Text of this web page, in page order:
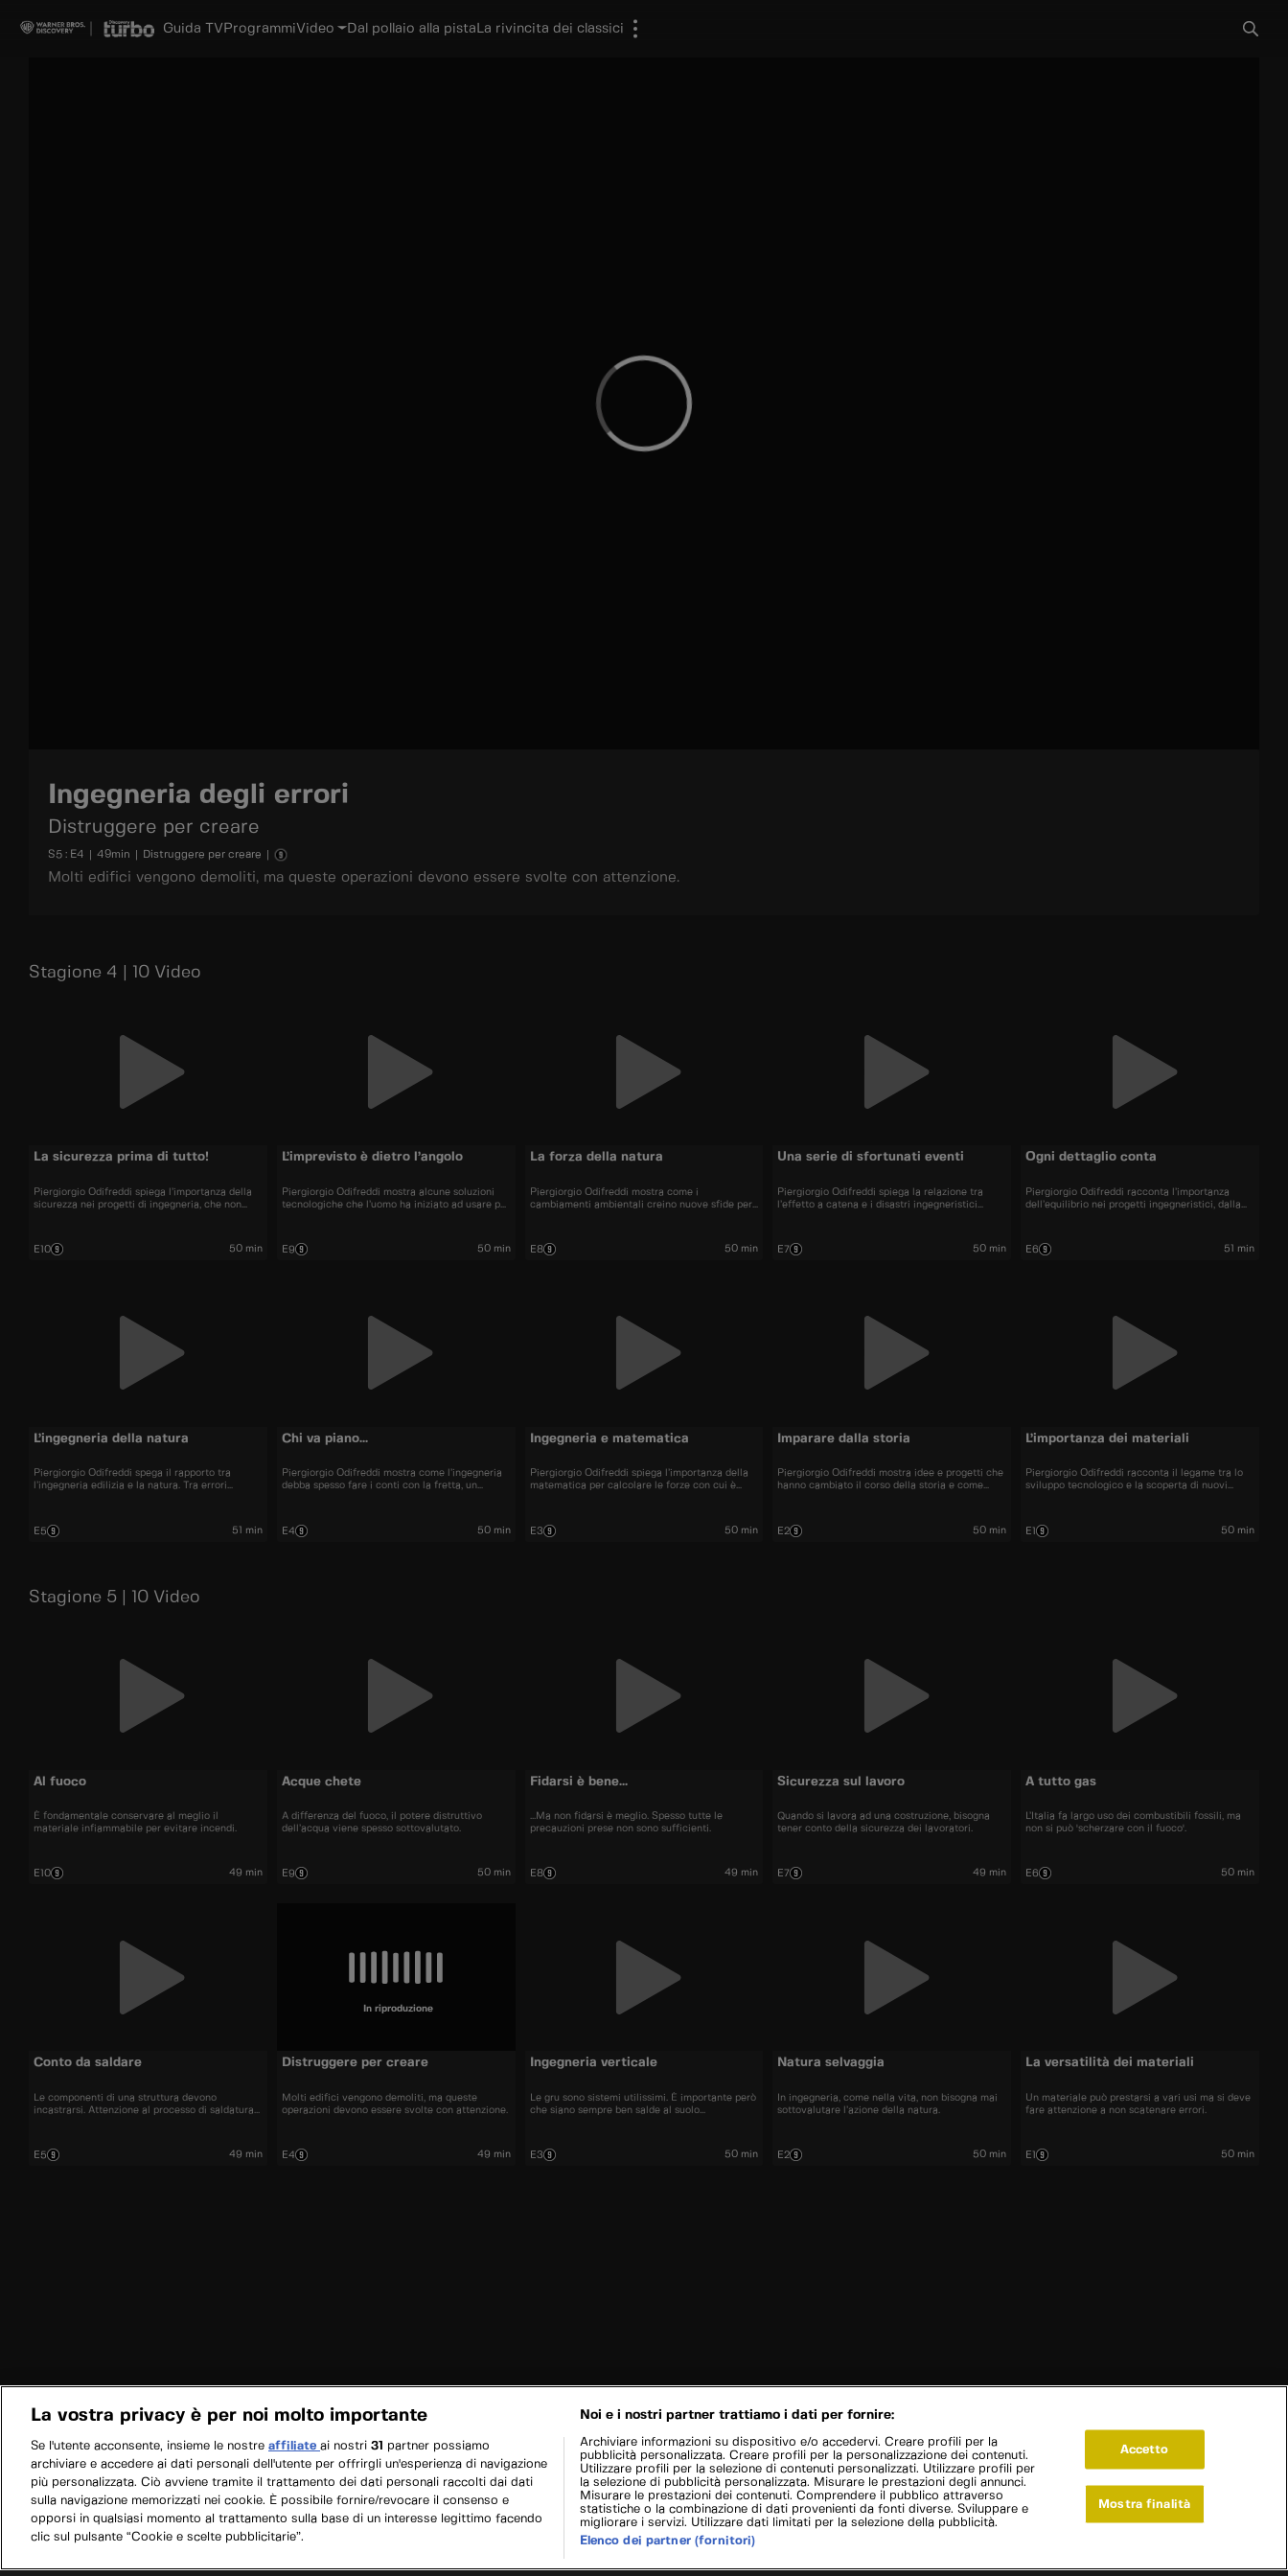
Guida TV ProgrammiVideo Dal pollaio alla pista La rivincita dei classici
Ingegneria degli errori
Distruggere per creare
S5 : E4 49min Distruggere per creare
Molti edifici vengono demoliti, ma queste operazioni devono essere svolte con attenzione.
Stagione 4 | 10 Video
La sicurezza prima di tutto!
Piergiorgio Odifreddi spiega l’importanza della
sicurezza nei progetti di ingegneria, che non
E10 50 min
L’imprevisto è dietro l’angolo
Piergiorgio Odifreddi mostra alcune soluzioni
tecnologiche che l’uomo ha iniziato ad usare per
E9 50 min
La forza della natura
Piergiorgio Odifreddi mostra come i
cambiamenti ambientali creino nuove sfide per
E8 50 min
Una serie di sfortunati eventi
Piergiorgio Odifreddi spiega la relazione tra
l’effetto a catena e i disastri ingegneristici
E7 50 min
Ogni dettaglio conta
Piergiorgio Odifreddi racconta l’importanza
dell’equilibrio nei progetti ingegneristici, dalla
E6 51 min
L’ingegneria della natura
Piergiorgio Odifreddi spega il rapporto tra
l’ingegneria edilizia e la natura. Tra errori
E5 51 min
Chi va piano...
Piergiorgio Odifreddi mostra come l’ingegneria
debba spesso fare i conti con la fretta, un
E4 50 min
Ingegneria e matematica
Piergiorgio Odifreddi spiega l’importanza della
matematica per calcolare le forze con cui è
E3 50 min
Imparare dalla storia
Piergiorgio Odifreddi mostra idee e progetti che
hanno cambiato il corso della storia e come
E2 50 min
L’importanza dei materiali
Piergiorgio Odifreddi racconta il legame tra lo
sviluppo tecnologico e la scoperta di nuovi
E1 50 min
Stagione 5 | 10 Video
Al fuoco
È fondamentale conservare al meglio il
materiale infiammabile per evitare incendi.
E10 49 min
Acque chete
A differenza del fuoco, il potere distruttivo
dell’acqua viene spesso sottovalutato.
E9 50 min
Fidarsi è bene...
...Ma non fidarsi è meglio. Spesso tutte le
precauzioni prese non sono sufficienti.
E8 49 min
Sicurezza sul lavoro
Quando si lavora ad una costruzione, bisogna
tener conto della sicurezza dei lavoratori.
E7 49 min
A tutto gas
L’Italia fa largo uso dei combustibili fossili, ma
non si può 'scherzare con il fuoco'.
E6 50 min
Conto da saldare
Le componenti di una struttura devono
incastrarsi. Attenzione al processo di saldatura...
E5 49 min
In riproduzione
Distruggere per creare
Molti edifici vengono demoliti, ma queste
operazioni devono essere svolte con attenzione.
E4 49 min
Ingegneria verticale
Le gru sono sistemi utilissimi. È importante però
che siano sempre ben salde al suolo...
E3 50 min
Natura selvaggia
In ingegneria, come nella vita, non bisogna mai
sottovalutare l’azione della natura.
E2 50 min
La versatilità dei materiali
Un materiale può prestarsi a vari usi ma si deve
fare attenzione a non scatenare errori.
E1 50 min
La vostra privacy è per noi molto importante
Se l'utente acconsente, insieme le nostre affiliate ai nostri 31
partner possiamo
archiviare e accedere ai dati personali dell'utente per offrirgli un'esperienza di navigazione
più personalizzata. Ciò avviene tramite il trattamento dei dati personali raccolti dai dati
sulla navigazione memorizzati nei cookie. È possibile fornire/revocare il consenso e
opporsi in qualsiasi momento al trattamento sulla base di un interesse legittimo facendo
clic sul pulsante “Cookie e scelte pubblicitarie”.
Noi e i nostri partner trattiamo i dati per fornire:
Archiviare informazioni su dispositivo e/o accedervi. Creare profili per la
pubblicità personalizzata. Creare profili per la personalizzazione dei contenuti.
Utilizzare profili per la selezione di contenuti personalizzati. Utilizzare profili per
la selezione di pubblicità personalizzata. Misurare le prestazioni degli annunci.
Misurare le prestazioni dei contenuti. Comprendere il pubblico attraverso
statistiche o la combinazione di dati provenienti da fonti diverse. Sviluppare e
migliorare i servizi. Utilizzare dati limitati per la selezione della pubblicità.
Elenco dei partner (fornitori)
Accetto
Mostra finalità